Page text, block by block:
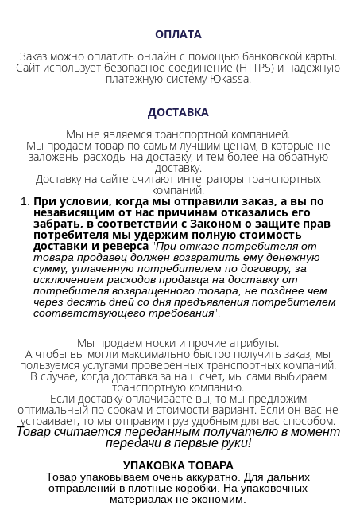
ОПЛАТА
Заказ можно оплатить онлайн с помощью банковской карты.
Сайт использует безопасное соединение (HTTPS) и надежную
платежную систему Юkassa.
ДОСТАВКА
Мы не являемся транспортной компанией.
Мы продаем товар по самым лучшим ценам, в которые не
заложены расходы на доставку, и тем более на обратную
доставку.
Доставку на сайте считают интеграторы транспортных
компаний.
При условии, когда мы отправили заказ, а вы по
независящим от нас причинам отказались его
забрать, в соответствии с Законом о защите прав
потребителя мы удержим полную стоимость
доставки и реверса "При отказе потребителя от
товара продавец должен возвратить ему денежную
сумму, уплаченную потребителем по договору, за
исключением расходов продавца на доставку от
потребителя возвращенного товара, не позднее чем
через десять дней со дня предъявления потребителем
соответствующего требования".
Мы продаем носки и прочие атрибуты.
А чтобы вы могли максимально быстро получить заказ, мы
пользуемся услугами проверенных транспортных компаний.
В случае, когда доставка за наш счет, мы сами выбираем
транспортную компанию.
Если доставку оплачиваете вы, то мы предложим
оптимальный по срокам и стоимости вариант. Если он вас не
устраивает, то мы отправим груз удобным для вас способом.
Товар считается переданным получателю в момент
передачи в первые руки!
УПАКОВКА ТОВАРА
Товар упаковываем очень аккуратно. Для дальних
отправлений в плотные коробки. На упаковочных
материалах не экономим.